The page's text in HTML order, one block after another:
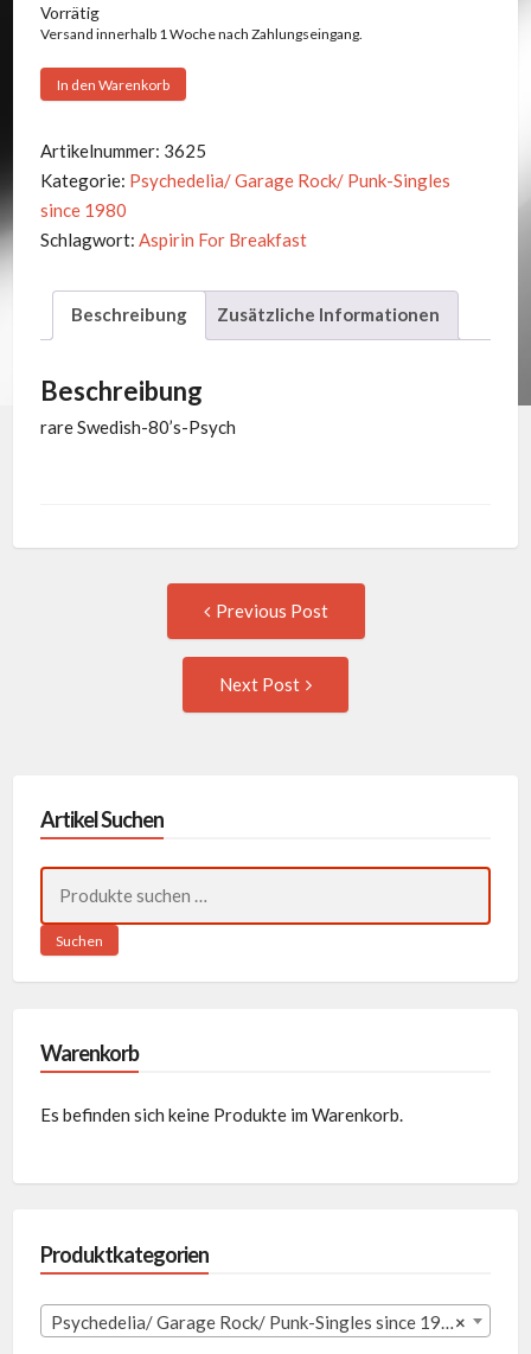
Vorrätig
Versand innerhalb 1 Woche nach Zahlungseingang.
Aspirin
Breakfast
-
Kiss
The
+1
Menge
In den Warenkorb
Artikelnummer: 3625
Kategorie: Psychedelia/ Garage Rock/ Punk-Singles
since 1980
Schlagwort: Aspirin For Breakfast
Beschreibung Zusätzliche Informationen
Beschreibung
rare Swedish-80’s-Psych
navigation
Previous Post
Next Post
Artikel Suchen
nach:
Suchen
Warenkorb
Es befinden sich keine Produkte im Warenkorb.
Produktkategorien
×
Psychedelia/ Garage Rock/ Punk-Singles since 1980 (256)